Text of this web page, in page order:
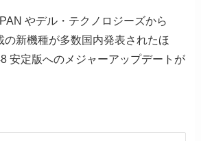
やデル・テクノロジーズから
の新機種が多数国内発表されたほ
安定版へのメジャーアップデートが